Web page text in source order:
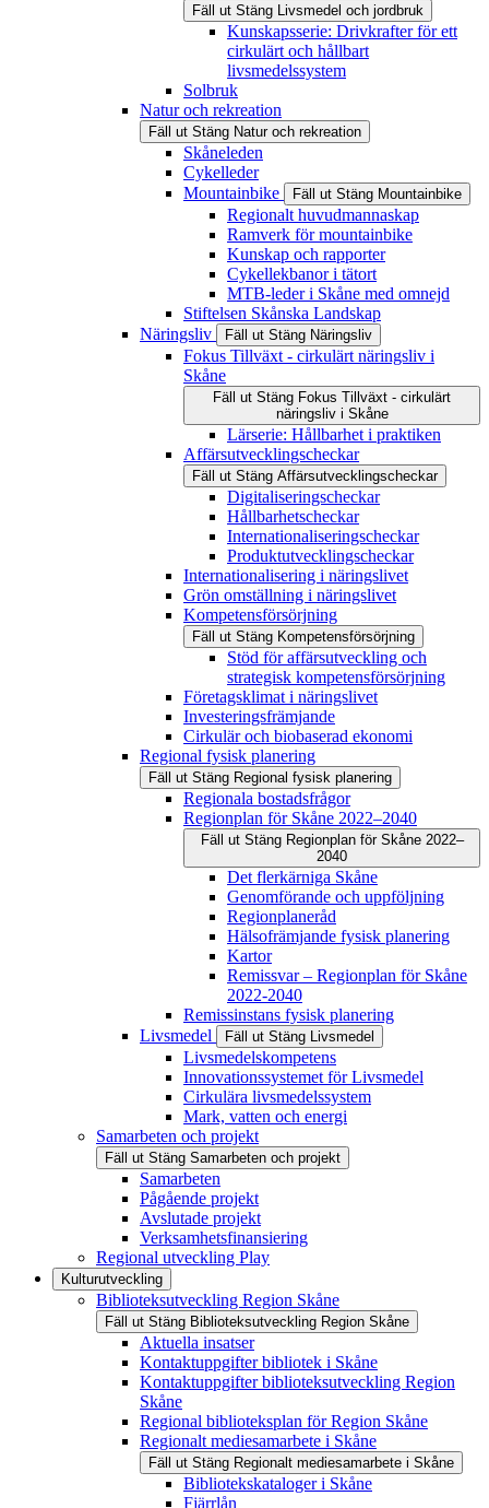
Fäll ut Stäng Livsmedel och jordbruk
Kunskapsserie: Drivkrafter för ett
cirkulärt och hållbart
livsmedelssystem
Solbruk
Natur och rekreation
Fäll ut Stäng Natur och rekreation
Skåneleden
Cykelleder
Mountainbike
Fäll ut Stäng Mountainbike
Regionalt huvudmannaskap
Ramverk för mountainbike
Kunskap och rapporter
Cykellekbanor i tätort
MTB-leder i Skåne med omnejd
Stiftelsen Skånska Landskap
Näringsliv
Fäll ut Stäng Näringsliv
Fokus Tillväxt - cirkulärt näringsliv i
Skåne
Fäll ut Stäng Fokus Tillväxt - cirkulärt
näringsliv i Skåne
Lärserie: Hållbarhet i praktiken
Affärsutvecklingscheckar
Fäll ut Stäng Affärsutvecklingscheckar
Digitaliseringscheckar
Hållbarhetscheckar
Internationaliseringscheckar
Produktutvecklingscheckar
Internationalisering i näringslivet
Grön omställning i näringslivet
Kompetensförsörjning
Fäll ut Stäng Kompetensförsörjning
Stöd för affärsutveckling och
strategisk kompetensförsörjning
Företagsklimat i näringslivet
Investeringsfrämjande
Cirkulär och biobaserad ekonomi
Regional fysisk planering
Fäll ut Stäng Regional fysisk planering
Regionala bostadsfrågor
Regionplan för Skåne 2022–2040
Fäll ut Stäng Regionplan för Skåne 2022–
2040
Det flerkärniga Skåne
Genomförande och uppföljning
Regionplaneråd
Hälsofrämjande fysisk planering
Kartor
Remissvar – Regionplan för Skåne
2022-2040
Remissinstans fysisk planering
Livsmedel
Fäll ut Stäng Livsmedel
Livsmedelskompetens
Innovationssystemet för Livsmedel
Cirkulära livsmedelssystem
Mark, vatten och energi
Samarbeten och projekt
Fäll ut Stäng Samarbeten och projekt
Samarbeten
Pågående projekt
Avslutade projekt
Verksamhetsfinansiering
Regional utveckling Play
Kulturutveckling
Biblioteksutveckling Region Skåne
Fäll ut Stäng Biblioteksutveckling Region Skåne
Aktuella insatser
Kontaktuppgifter bibliotek i Skåne
Kontaktuppgifter biblioteksutveckling Region
Skåne
Regional biblioteksplan för Region Skåne
Regionalt mediesamarbete i Skåne
Fäll ut Stäng Regionalt mediesamarbete i Skåne
Bibliotekskataloger i Skåne
Fjärrlån